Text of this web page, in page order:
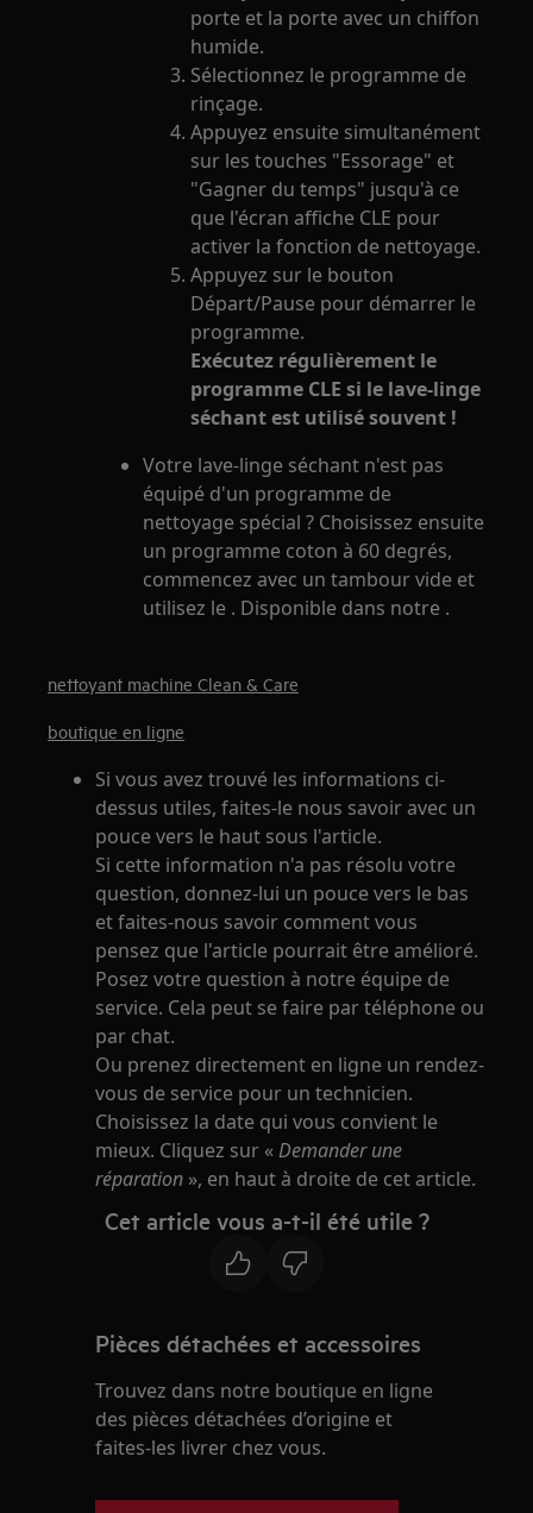
porte et la porte avec un chiffon
humide.
Sélectionnez le programme de
rinçage.
Appuyez ensuite simultanément
sur les touches "Essorage" et
"Gagner du temps" jusqu'à ce
que l'écran affiche CLE pour
activer la fonction de nettoyage.
Appuyez sur le bouton
Départ/Pause pour démarrer le
programme.
Exécutez régulièrement le
programme CLE si le lave-linge
séchant est utilisé souvent !
Votre lave-linge séchant n'est pas
équipé d'un programme de
nettoyage spécial ? Choisissez ensuite
un programme coton à 60 degrés,
commencez avec un tambour vide et
utilisez le . Disponible dans notre .
nettoyant machine Clean & Care
boutique en ligne
Si vous avez trouvé les informations ci-
dessus utiles, faites-le nous savoir avec un
pouce vers le haut sous l'article.
Si cette information n'a pas résolu votre
question, donnez-lui un pouce vers le bas
et faites-nous savoir comment vous
pensez que l'article pourrait être amélioré.
Posez votre question à notre équipe de
service. Cela peut se faire par téléphone ou
par chat.
Ou prenez directement en ligne un rendez-
vous de service pour un technicien.
Choisissez la date qui vous convient le
mieux. Cliquez sur «Demander une
réparation », en haut à droite de cet article.
Cet article vous a-t-il été utile ?
Pièces détachées et accessoires
Trouvez dans notre boutique en ligne
des pièces détachées d’origine et
faites-les livrer chez vous.